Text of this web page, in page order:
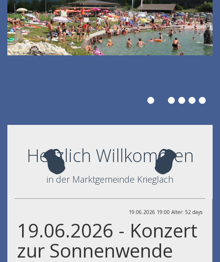
Herzlich Willkommen
in der Marktgemeinde Krieglach
19.06.2026 19:00 Alter: 52 days
19.06.2026 - Konzert
zur Sonnenwende